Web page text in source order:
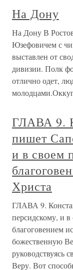
На Дону
На Дону В
Юзефовичем с
выставлен от
дивизии. Полк
отлично одет,
ГЛАВА 9.
пишет
и в своем
Христа
ГЛАВА 9.
персидскому, и
благоговением
божественную
руководствуясь
Веру. Вот